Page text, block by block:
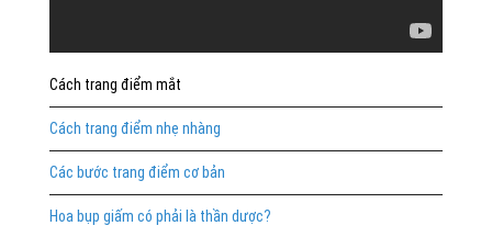
Cách trang điểm mắt
Cách trang điểm nhẹ nhàng
Các bước trang điểm cơ bản
Hoa bụp giấm có phải là thần dược?